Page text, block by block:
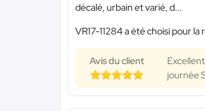
décalé, urbain et varié, d...
VR17-11284 a été choisi pour
Avis du client
journée